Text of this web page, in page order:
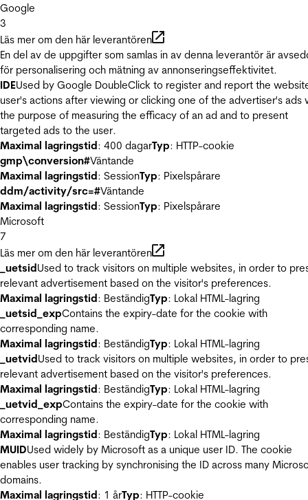
Google
3
Läs mer om den här leverantören
En del av de uppgifter som samlas in av denna leverantör är
för personalisering och mätning av annonseringseffektivitet.
IDEUsed by Google DoubleClick to register and report the
user's actions after viewing or clicking one of the advertiser's ads
the purpose of measuring the efficacy of an ad and to present
targeted ads to the user.
Maximal lagringstid: 400 dagarTyp: HTTP-cookie
gmp\conversion#Väntande
Maximal lagringstid: SessionTyp: Pixelspårare
ddm/activity/src=#Väntande
Maximal lagringstid: SessionTyp: Pixelspårare
Microsoft
7
Läs mer om den här leverantören
_uetsidUsed to track visitors on multiple websites, in order to
relevant advertisement based on the visitor's preferences.
Maximal lagringstid: BeständigTyp: Lokal HTML-lagring
_uetsid_expContains the expiry-date for the cookie with
corresponding name.
Maximal lagringstid: BeständigTyp: Lokal HTML-lagring
_uetvidUsed to track visitors on multiple websites, in order to
relevant advertisement based on the visitor's preferences.
Maximal lagringstid: BeständigTyp: Lokal HTML-lagring
_uetvid_expContains the expiry-date for the cookie with
corresponding name.
Maximal lagringstid: BeständigTyp: Lokal HTML-lagring
MUIDUsed widely by Microsoft as a unique user ID. The cookie
enables user tracking by synchronising the ID across many
domains.
Maximal lagringstid: 1 årTyp: HTTP-cookie